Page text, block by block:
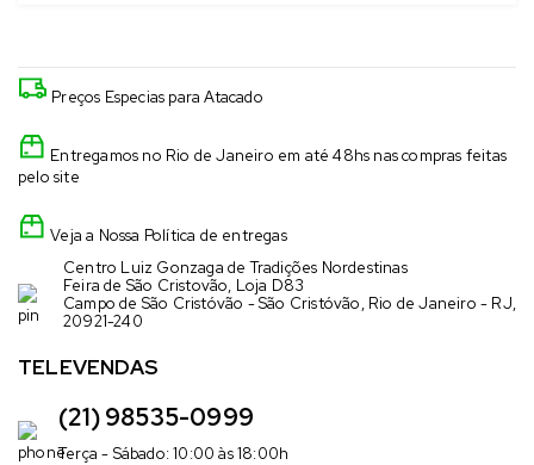
Preços Especias para Atacado
Entregamos no Rio de Janeiro em até 48hs nas compras feitas
pelo site
Veja a Nossa Política de entregas
Centro Luiz Gonzaga de Tradições Nordestinas
Feira de São Cristovão, Loja D83
Campo de São Cristóvão - São Cristóvão, Rio de Janeiro - RJ,
20921-240
TELEVENDAS
(21) 98535-0999
Terça - Sábado: 10:00 às 18:00h